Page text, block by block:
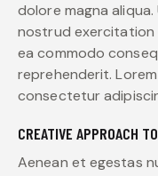
dolore magna aliqua.
nostrud exercitation
ea commodo
reprehenderit.
consectetur
CREATIVE APPROACH
Aenean et egestas